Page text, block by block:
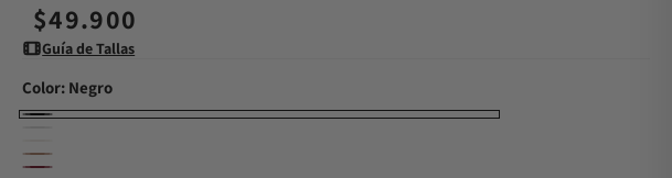
Precio
habitual
$49.900
Guía de Tallas
Color: Negro
Piel
Variante
Cocoa